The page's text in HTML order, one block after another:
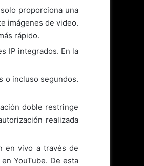
proporciona una
imágenes de video.
rápido.
IP integrados. En la
o incluso segundos.
doble restringe
realizada
en vivo a través de
YouTube. De esta